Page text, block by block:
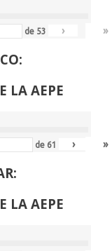
de 53 › »
LA AEPE
de 61 › »
LA AEPE